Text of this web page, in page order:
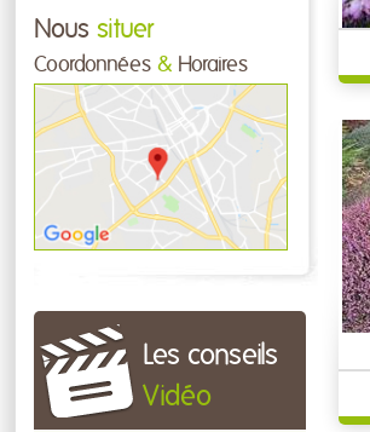
Nous situer
Coordonnées & Horaires
Les conseils
Vidéo